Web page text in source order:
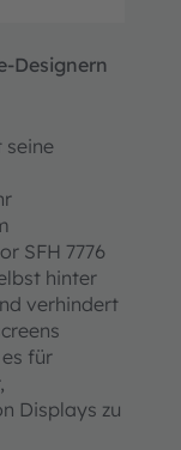
Designern
seine
SFH 7776
hinter
verhindert
für
Displays zu